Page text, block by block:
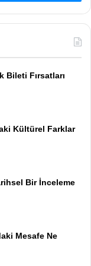
Bileti Fırsatları
Kültürel Farklar
Bir İnceleme
Mesafe Ne